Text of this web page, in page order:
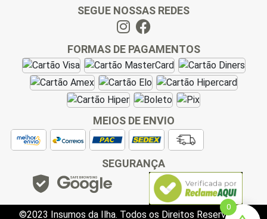
SEGUE NOSSAS REDES
FORMAS DE PAGAMENTOS
MEIOS DE ENVIO
SEGURANÇA
©2023 Insumos da Ilha. Todos os Direitos Reservados.
0